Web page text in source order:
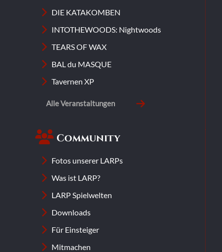
DIE KATAKOMBEN
INTOTHEWOODS: Nightwoods
TEARS OF WAX
BAL du MASQUE
Tavernen XP
Alle Veranstaltungen
Community
Fotos unserer LARPs
Was ist LARP?
LARP Spielwelten
Downloads
Für Einsteiger
Mitmachen